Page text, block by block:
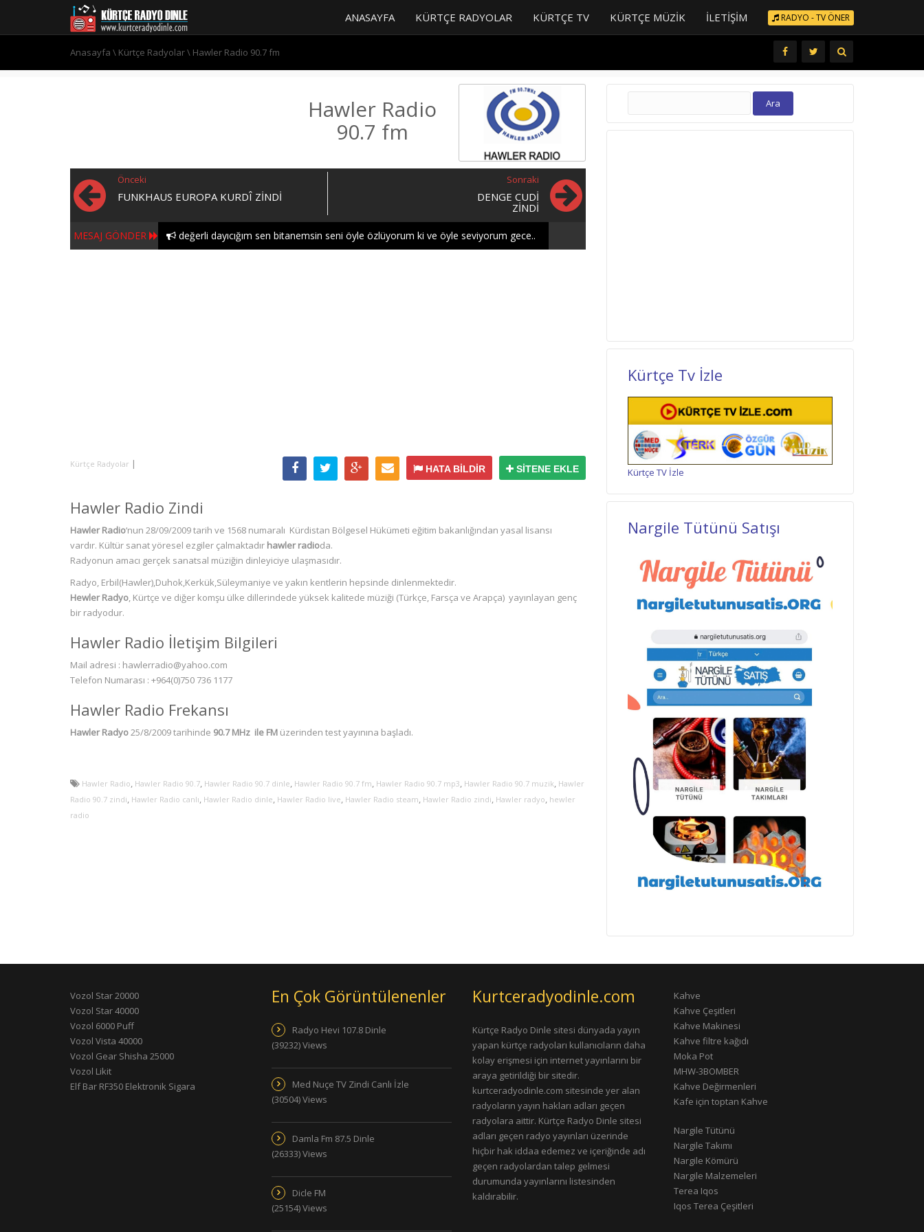
RADYO - TV ÖNER
ANASAYFA KÜRTÇE RADYOLAR KÜRTÇE TV KÜRTÇE MÜZIK İLETIŞIM
Anasayfa \ Kürtçe Radyolar\ Hawler Radio 90.7 fm
Hawler Radio
90.7 fm
Önceki
FUNKHAUS EUROPA KURDÎ ZINDI
Sonraki
DENGE CUDI
ZINDI
MESAJ GÖNDER değerli dayıcığım sen bitanemsin seni öyle özlüyorum ki ve öyle seviyorum gece..
Kürtçe Radyolar | HATA BİLDİR SİTENE EKLE
Hawler Radio Zindi
Hawler Radio‘nun 28/09/2009 tarih ve 1568 numaralı Kürdistan Bölgesel Hükümeti eğitim bakanlığından yasal lisansı
vardır. Kültür sanat yöresel ezgiler çalmaktadır hawler radioda.
Radyonun amacı gerçek sanatsal müziğin dinleyiciye ulaşmasıdır.
Radyo, Erbil(Hawler),Duhok,Kerkük,Süleymaniye ve yakın kentlerin hepsinde dinlenmektedir.
Hewler Radyo, Kürtçe ve diğer komşu ülke dillerindede yüksek kalitede müziği (Türkçe, Farsça ve Arapça) yayınlayan genç
bir radyodur.
Hawler Radio İletişim Bilgileri
Mail adresi : hawlerradio@yahoo.com
Telefon Numarası : +964(0)750 736 1177
Hawler Radio Frekansı
Hawler Radyo25/8/2009 tarihinde 90.7 MHz ile FM üzerinden test yayınına başladı.
Hawler Radio, Hawler Radio 90.7, Hawler Radio 90.7 dinle, Hawler Radio 90.7 fm, Hawler Radio 90.7 mp3, Hawler Radio 90.7 muzik, Hawler
Radio 90.7 zindi, Hawler Radio canlı, Hawler Radio dinle, Hawler Radio live, Hawler Radio steam, Hawler Radio zindi, Hawler radyo, hewler
radio
Arama:
Kürtçe Tv İzle
Kürtçe TV İzle
Nargile Tütünü Satışı
Vozol Star 20000
Vozol Star 40000
Vozol 6000 Puff
Vozol Vista 40000
Vozol Gear Shisha 25000
Vozol Likit
Elf Bar RF350 Elektronik Sigara
En Çok Görüntülenenler
Radyo Hevi 107.8 Dinle
(39232) Views
Med Nuçe TV Zindi Canlı İzle
(30504) Views
Damla Fm 87.5 Dinle
(26333) Views
Dicle FM
(25154) Views
Kurtceradyodinle.com
Kürtçe Radyo Dinle sitesi dünyada yayın
yapan kürtçe radyoları kullanıcıların daha
kolay erişmesi için internet yayınlarını bir
araya getirildiği bir sitedir.
kurtceradyodinle.com sitesinde yer alan
radyoların yayın hakları adları geçen
radyolara aittir. Kürtçe Radyo Dinle sitesi
adları geçen radyo yayınları üzerinde
hiçbir hak iddaa edemez ve içeriğinde adı
geçen radyolardan talep gelmesi
durumunda yayınlarını listesinden
kaldırabilir.
Kahve
Kahve Çeşitleri
Kahve Makinesi
Kahve filtre kağıdı
Moka Pot
MHW-3BOMBER
Kahve Değirmenleri
Kafe için toptan Kahve
Nargile Tütünü
Nargile Takımı
Nargile Kömürü
Nargile Malzemeleri
Terea Iqos
Iqos Terea Çeşitleri